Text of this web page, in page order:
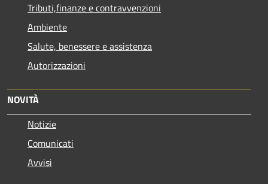
Tributi,finanze e contravvenzioni
Ambiente
Salute, benessere e assistenza
Autorizzazioni
NOVITÀ
Notizie
Comunicati
Avvisi